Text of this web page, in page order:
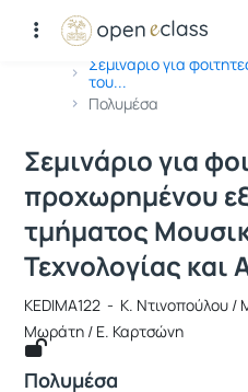
Αρχική Σελίδα
Σεμινάριο για
του...
Πολυμέσα
Μάθημα :
Κωδικός :
Σεμινάριο για
προχωρημένου
τμήματος
Τεχνολογίας και
KEDIMA122 - Κ. Ντινοπούλου
Μωράτη / Ε. Καρτσώνη
Πολυμέσα